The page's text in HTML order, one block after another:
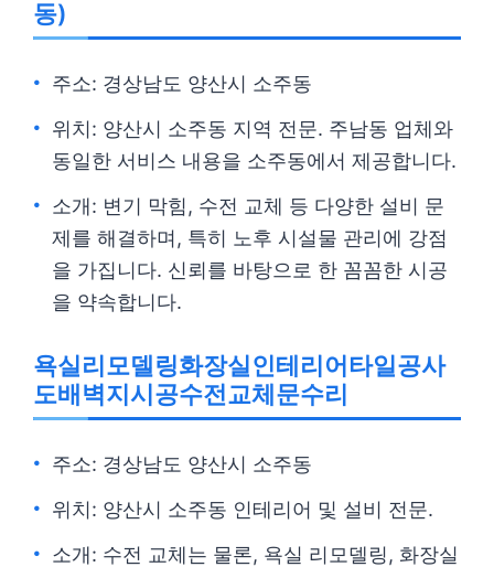
동)
주소: 경상남도 양산시 소주동
위치: 양산시 소주동 지역 전문. 주남동 업체와
동일한 서비스 내용을 소주동에서 제공합니다.
소개: 변기 막힘, 수전 교체 등 다양한 설비 문
제를 해결하며, 특히 노후 시설물 관리에 강점
을 가집니다. 신뢰를 바탕으로 한 꼼꼼한 시공
을 약속합니다.
욕실리모델링화장실인테리어타일공사
도배벽지시공수전교체문수리
주소: 경상남도 양산시 소주동
위치: 양산시 소주동 인테리어 및 설비 전문.
소개: 수전 교체는 물론, 욕실 리모델링, 화장실